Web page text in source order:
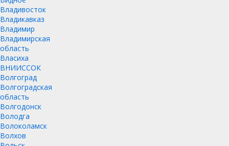
Владивосток
Владикавказ
Владимир
Владимирская
область
Власиха
ВНИИССОК
Волгоград
Волгоградская
область
Волгодонск
Володга
Волоколамск
Волхов